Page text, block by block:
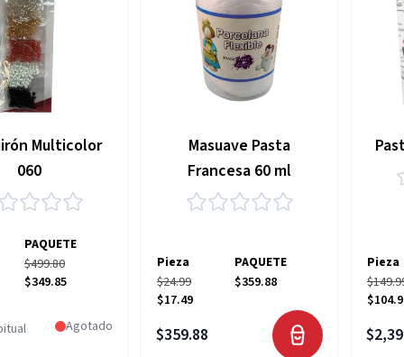
Multicolor
060
PAQUETE
$499.80
$349.85
Agotado
Masuave Pasta
Francesa 60 ml
Pieza
PAQUETE
$24.99
$17.49
$359.88
$359.88
Pieza